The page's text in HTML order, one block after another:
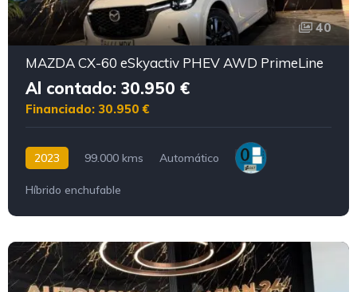
40
MAZDA CX-60 eSkyactiv PHEV AWD PrimeLine
Al contado: 30.950 €
Financiado: 30.950 €
2023 99.000 kms Automático
Híbrido enchufable